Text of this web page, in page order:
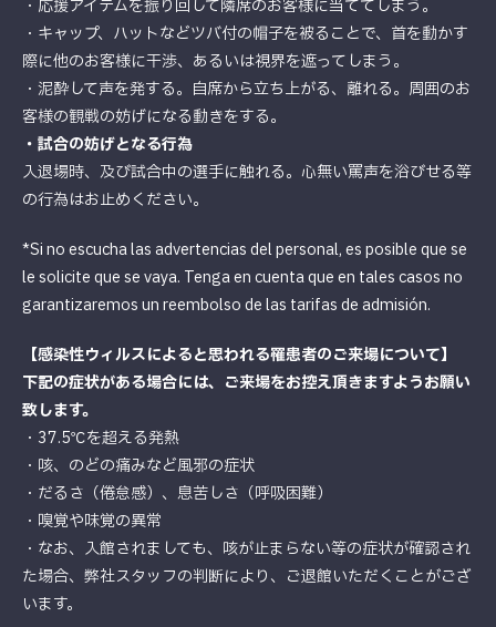
・応援アイテムを振り回して隣席のお客様に当ててしまう。
・キャップ、ハットなどツバ付の帽子を被ることで、首を動かす
際に他のお客様に干渉、あるいは視界を遮ってしまう。
・泥酔して声を発する。自席から立ち上がる、離れる。周囲のお
客様の観戦の妨げになる動きをする。
・試合の妨げとなる行為
入退場時、及び試合中の選手に触れる。心無い罵声を浴びせる等
の行為はお止めください。
*Si no escucha las advertencias del personal, es posible que se
le solicite que se vaya. Tenga en cuenta que en tales casos no
garantizaremos un reembolso de las tarifas de admisión.
【感染性ウィルスによると思われる罹患者のご来場について】
下記の症状がある場合には、ご来場をお控え頂きますようお願い
致します。
・37.5℃を超える発熱
・咳、のどの痛みなど風邪の症状
・だるさ（倦怠感）、息苦しさ（呼吸困難）
・嗅覚や味覚の異常
・なお、入館されましても、咳が止まらない等の症状が確認され
た場合、弊社スタッフの判断により、ご退館いただくことがござ
います。